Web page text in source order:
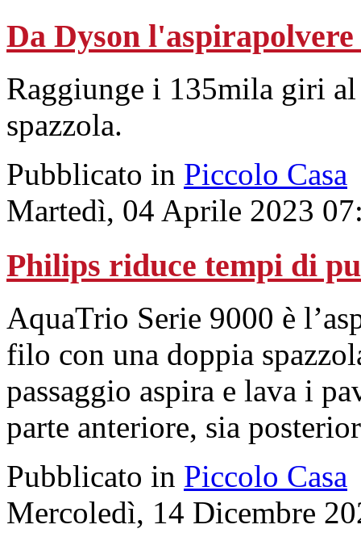
Da Dyson
Raggiunge i 135mila giri
spazzola.
Pubblicato in Piccolo Casa
Martedì, 04 Aprile 2023
Philips riduce tempi di
AquaTrio Serie 9000 è
filo con una doppia
passaggio aspira e lava i
parte anteriore, sia
Pubblicato in Piccolo Casa
Mercoledì, 14 Dicembre